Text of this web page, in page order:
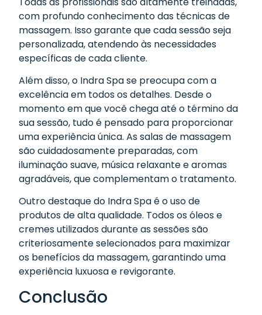
com profundo conhecimento das técnicas de
massagem. Isso garante que cada sessão seja
personalizada, atendendo às necessidades
específicas de cada cliente.
Além disso, o Indra Spa se preocupa com a
excelência em todos os detalhes. Desde o
momento em que você chega até o término da
sua sessão, tudo é pensado para proporcionar
uma experiência única. As salas de massagem
são cuidadosamente preparadas, com
iluminação suave, música relaxante e aromas
agradáveis, que complementam o tratamento.
Outro destaque do Indra Spa é o uso de
produtos de alta qualidade. Todos os óleos e
cremes utilizados durante as sessões são
criteriosamente selecionados para maximizar
os benefícios da massagem, garantindo uma
experiência luxuosa e revigorante.
Conclusão